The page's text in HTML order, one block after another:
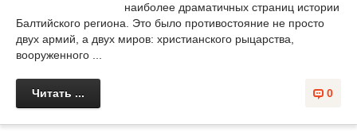
наиболее драматичных страниц истории
Балтийского региона. Это было противостояние не просто
двух армий, а двух миров: христианского рыцарства,
вооруженного ...
0
Читать ...